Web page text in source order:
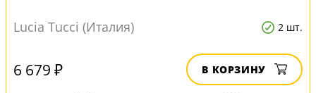
Lucia Tucci (Италия) 2 шт.
6 679 ₽ В КОРЗИНУ